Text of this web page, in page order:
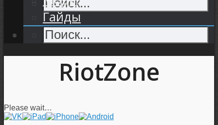
Гайды
RiotZone
Please wait…